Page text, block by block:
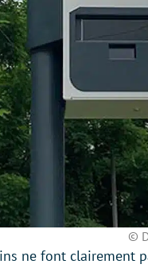
©
ne font clairement